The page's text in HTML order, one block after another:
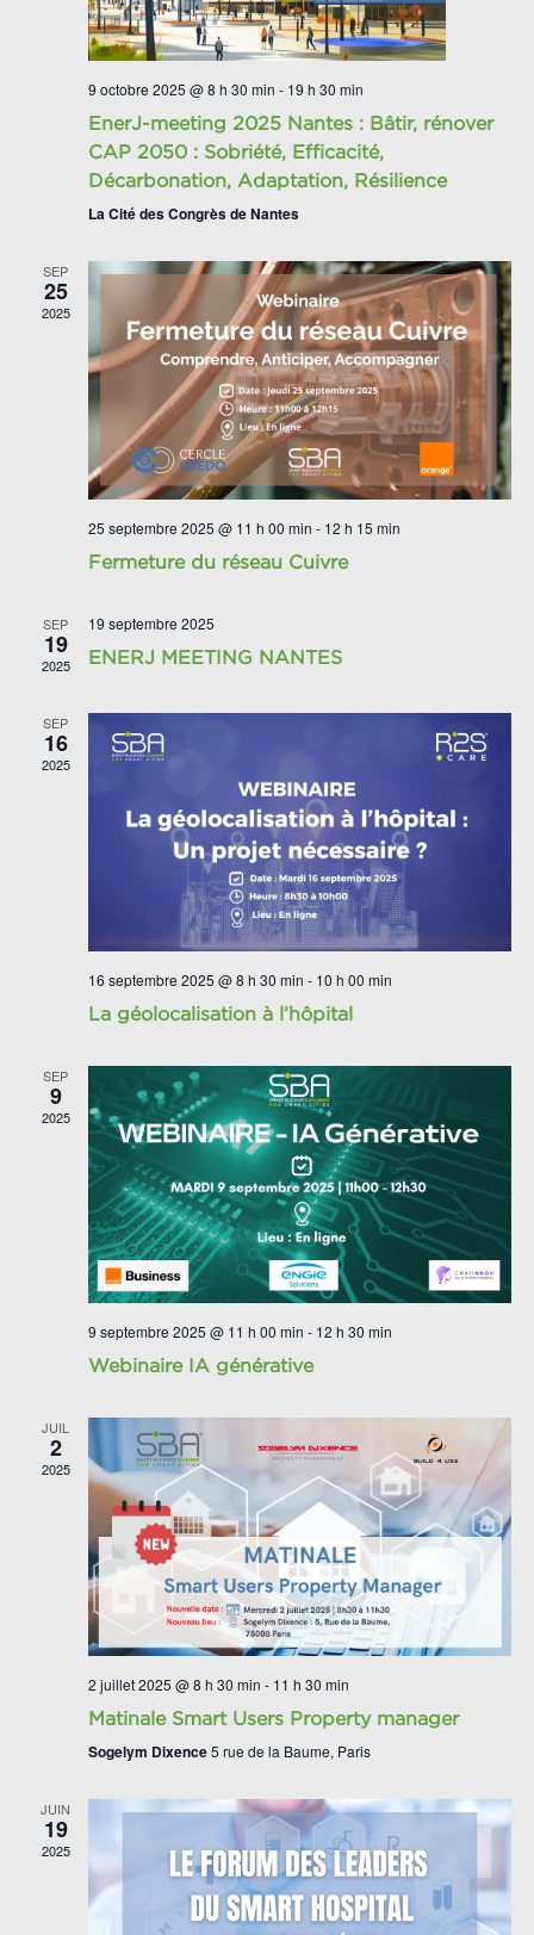
9 octobre 2025 @ 8 h 30 min - 19 h 30 min
EnerJ-meeting 2025 Nantes : Bâtir, rénover
CAP 2050 : Sobriété, Efficacité,
Décarbonation, Adaptation, Résilience
La Cité des Congrès de Nantes
SEP
25
2025
25 septembre 2025 @ 11 h 00 min - 12 h 15 min
Fermeture du réseau Cuivre
SEP
19
2025
19 septembre 2025
ENERJ MEETING NANTES
SEP
16
2025
16 septembre 2025 @ 8 h 30 min - 10 h 00 min
La géolocalisation à l’hôpital
SEP
9
2025
9 septembre 2025 @ 11 h 00 min - 12 h 30 min
Webinaire IA générative
JUIL
2
2025
2 juillet 2025 @ 8 h 30 min - 11 h 30 min
Matinale Smart Users Property manager
Sogelym Dixence5 rue de la Baume, Paris
JUIN
19
2025